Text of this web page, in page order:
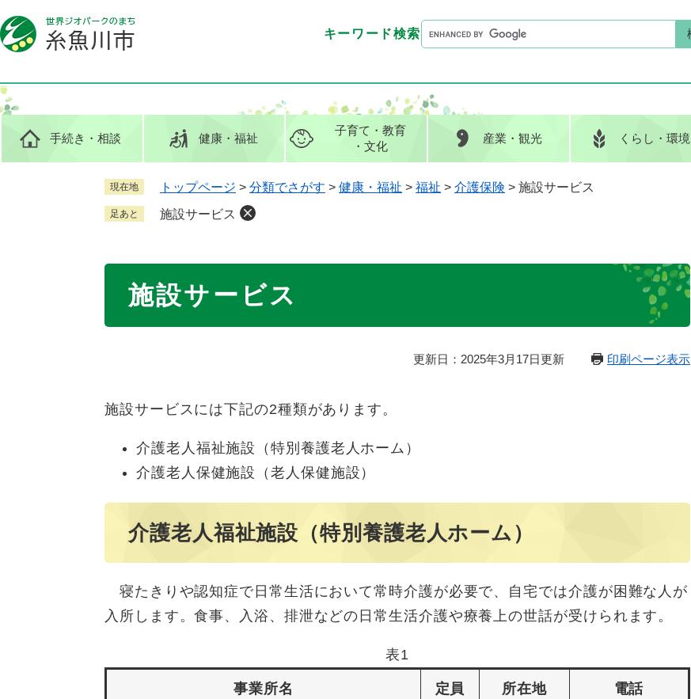
ー
ジ
先
頭
。
ニ
ュ
を
飛
て
キーワード検索G
o
e
カ
手続き ・相談 健康・福祉
子育て ・教育
・文化
産業 ・観光 くらし ・環境
キーワード検索
G
o
g
l
ス
タ
現在地 トップページ > 分類でさがす > 健康・福祉 > 福祉 > 介護保険 > 施設サービス
足あと 施設サービス
施設サービス
更新日：2025年3月17日更新 印刷ページ表示
施設サービスには下記の2種類があります。
介護老人福祉施設（特別養護老人ホーム）
介護老人保健施設（老人保健施設）
介護老人福祉施設（特別養護老人ホーム）
寝たきりや認知症で日常生活において常時介護が必要で、自宅では介護が困難な人が
入所します。食事、入浴、排泄などの日常生活介護や療養上の世話が受けられます。
表1
事業所名 定員 所在地 電話